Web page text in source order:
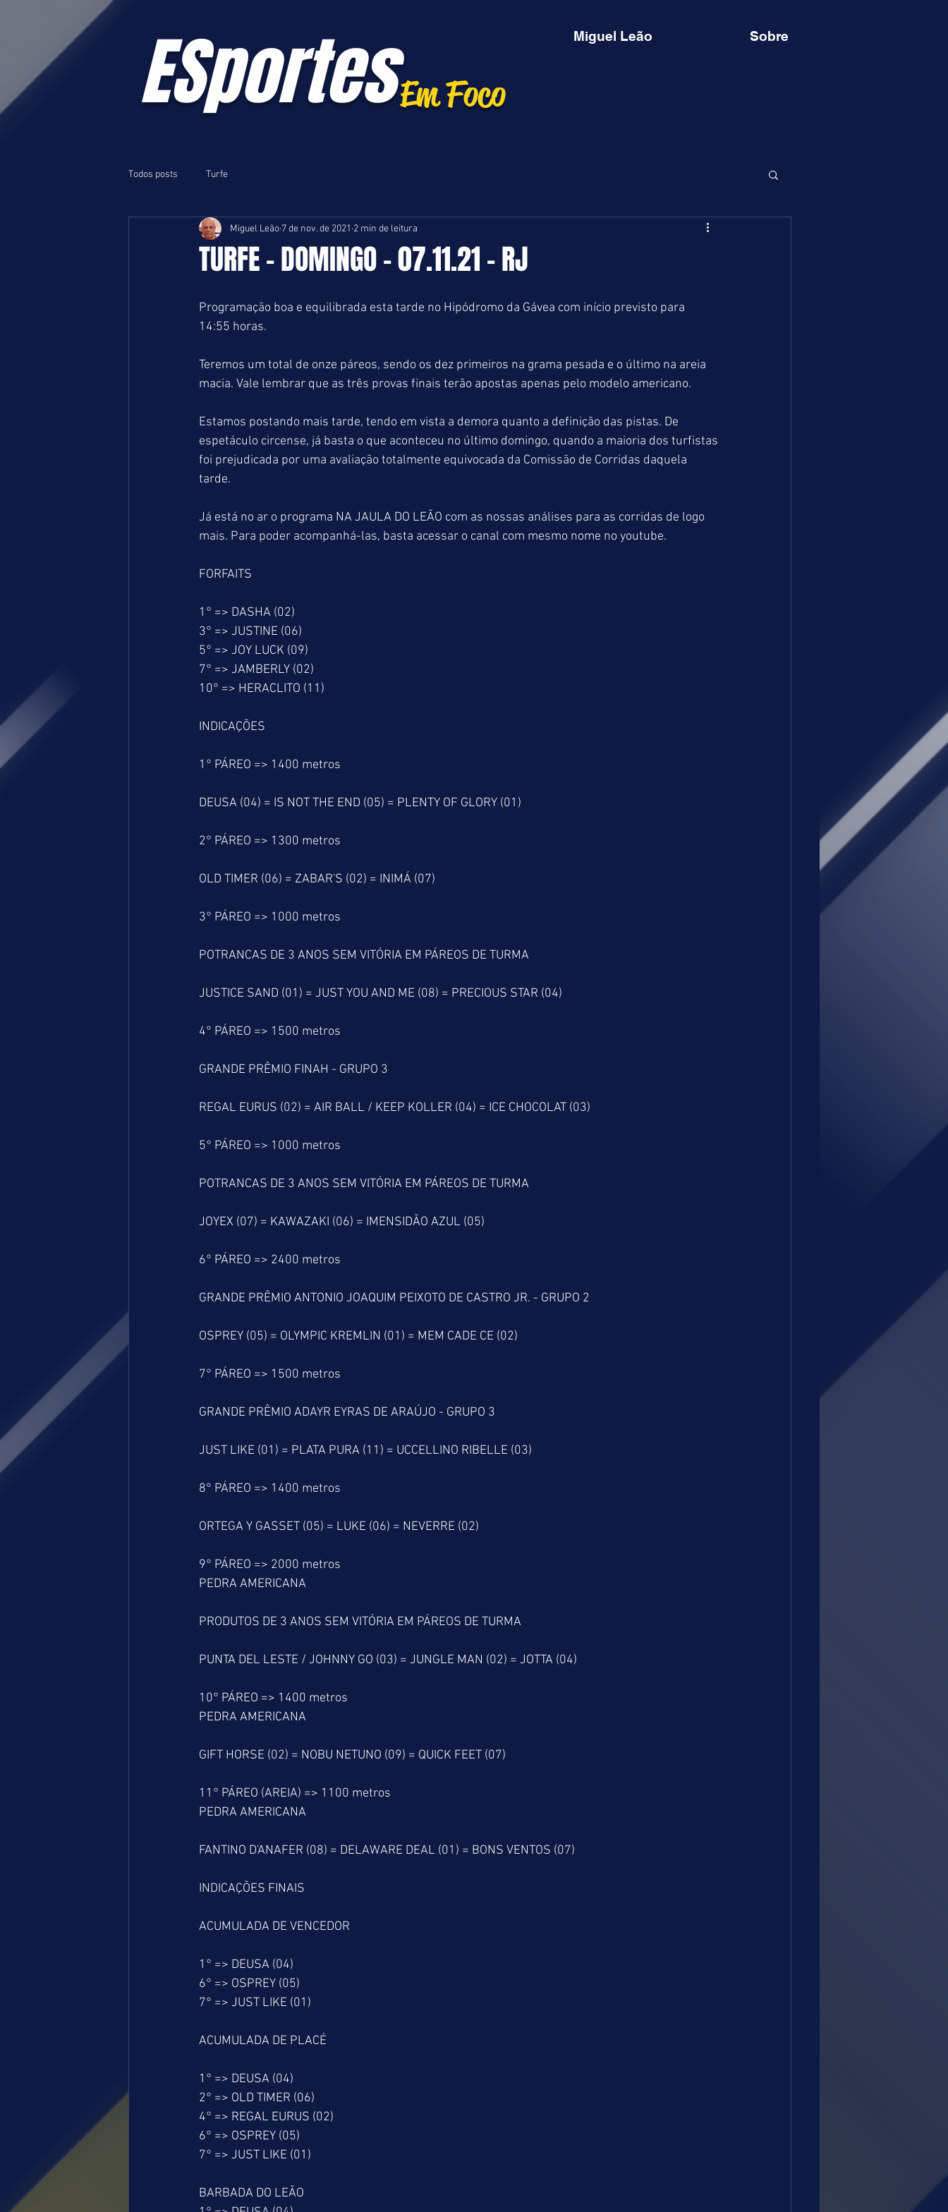
ESportesEm Foco
Miguel Leão Sobre
Todos posts Turfe
TURFE - DOMINGO - 07.11.21 - RJ
Miguel Leão 7 de nov. de 2021 2 min de leitura
Programação boa e equilibrada esta tarde no Hipódromo da Gávea com início previsto para
14:55 horas.
Teremos um total de onze páreos, sendo os dez primeiros na grama pesada e o último na areia
macia. Vale lembrar que as três provas finais terão apostas apenas pelo modelo americano.
Estamos postando mais tarde, tendo em vista a demora quanto a definição das pistas. De
espetáculo circense, já basta o que aconteceu no último domingo, quando a maioria dos turfistas
foi prejudicada por uma avaliação totalmente equivocada da Comissão de Corridas daquela
tarde.
Já está no ar o programa NA JAULA DO LEÃO com as nossas análises para as corridas de logo
mais. Para poder acompanhá-las, basta acessar o canal com mesmo nome no youtube.
FORFAITS
1° => DASHA (02)
3° => JUSTINE (06)
5° => JOY LUCK (09)
7° => JAMBERLY (02)
10° => HERACLITO (11)
INDICAÇÕES
1° PÁREO => 1400 metros
DEUSA (04) = IS NOT THE END (05) = PLENTY OF GLORY (01)
2° PÁREO => 1300 metros
OLD TIMER (06) = ZABAR'S (02) = INIMÁ (07)
3° PÁREO => 1000 metros
POTRANCAS DE 3 ANOS SEM VITÓRIA EM PÁREOS DE TURMA
JUSTICE SAND (01) = JUST YOU AND ME (08) = PRECIOUS STAR (04)
4° PÁREO => 1500 metros
GRANDE PRÊMIO FINAH - GRUPO 3
REGAL EURUS (02) = AIR BALL / KEEP KOLLER (04) = ICE CHOCOLAT (03)
5° PÁREO => 1000 metros
POTRANCAS DE 3 ANOS SEM VITÓRIA EM PÁREOS DE TURMA
JOYEX (07) = KAWAZAKI (06) = IMENSIDÃO AZUL (05)
6° PÁREO => 2400 metros
GRANDE PRÊMIO ANTONIO JOAQUIM PEIXOTO DE CASTRO JR. - GRUPO 2
OSPREY (05) = OLYMPIC KREMLIN (01) = MEM CADE CE (02)
7° PÁREO => 1500 metros
GRANDE PRÊMIO ADAYR EYRAS DE ARAÚJO - GRUPO 3
JUST LIKE (01) = PLATA PURA (11) = UCCELLINO RIBELLE (03)
8° PÁREO => 1400 metros
ORTEGA Y GASSET (05) = LUKE (06) = NEVERRE (02)
9° PÁREO => 2000 metros
PEDRA AMERICANA
PRODUTOS DE 3 ANOS SEM VITÓRIA EM PÁREOS DE TURMA
PUNTA DEL LESTE / JOHNNY GO (03) = JUNGLE MAN (02) = JOTTA (04)
10° PÁREO => 1400 metros
PEDRA AMERICANA
GIFT HORSE (02) = NOBU NETUNO (09) = QUICK FEET (07)
11° PÁREO (AREIA) => 1100 metros
PEDRA AMERICANA
FANTINO D'ANAFER (08) = DELAWARE DEAL (01) = BONS VENTOS (07)
INDICAÇÕES FINAIS
ACUMULADA DE VENCEDOR
1° => DEUSA (04)
6° => OSPREY (05)
7° => JUST LIKE (01)
ACUMULADA DE PLACÉ
1° => DEUSA (04)
2° => OLD TIMER (06)
4° => REGAL EURUS (02)
6° => OSPREY (05)
7° => JUST LIKE (01)
BARBADA DO LEÃO